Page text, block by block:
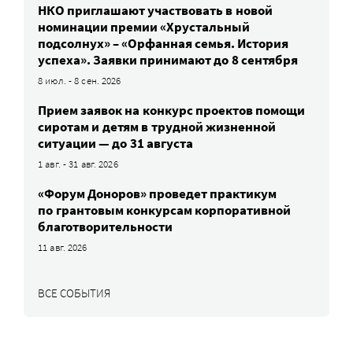
НКО приглашают участвовать в новой
номинации премии «Хрустальный
подсолнух» – «Орфанная семья. История
успеха». Заявки принимают до 8 сентября
8 июл. - 8 сен. 2026
Прием заявок на конкурс проектов помощи
сиротам и детям в трудной жизненной
ситуации — до 31 августа
1 авг. - 31 авг. 2026
«Форум Доноров» проведет практикум
по грантовым конкурсам корпоративной
благотворительности
11 авг. 2026
ВСЕ СОБЫТИЯ